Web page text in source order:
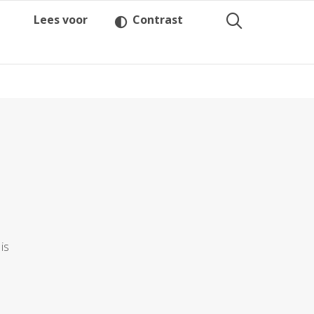
Lees voor Contrast